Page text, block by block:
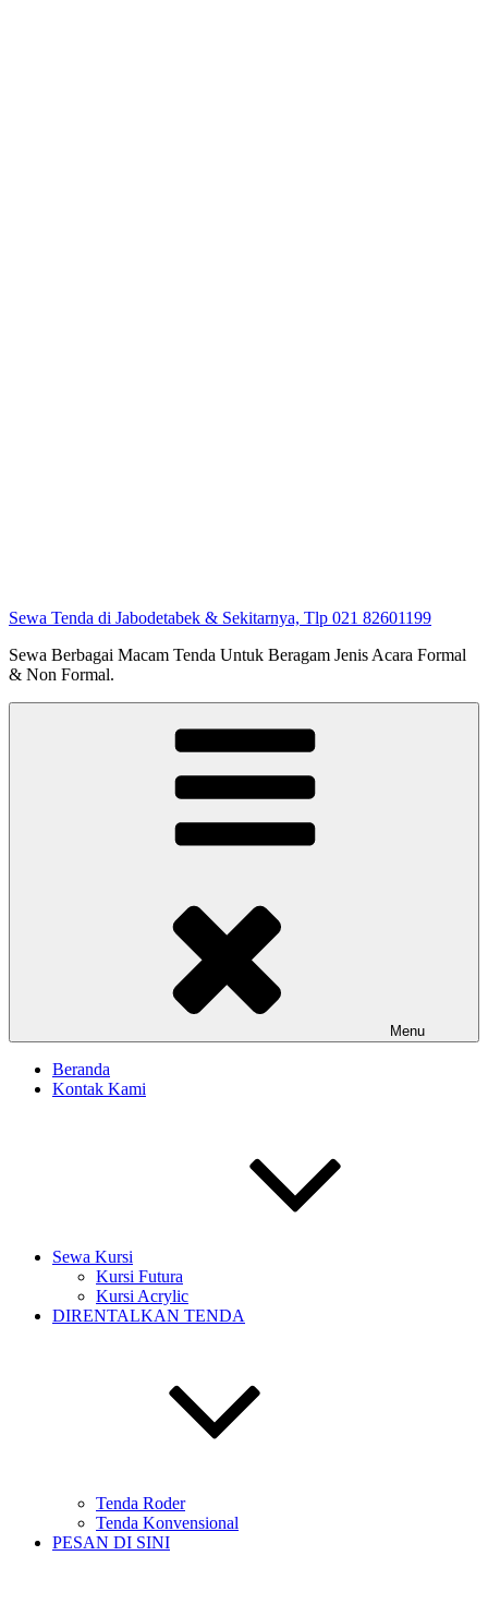
Sewa Tenda di Jabodetabek & Sekitarnya, Tlp 021 82601199
Sewa Berbagai Macam Tenda Untuk Beragam Jenis Acara Formal
& Non Formal.
Menu
Beranda
Kontak Kami
Sewa Kursi
Kursi Futura
Kursi Acrylic
DIRENTALKAN TENDA
Tenda Roder
Tenda Konvensional
PESAN DI SINI